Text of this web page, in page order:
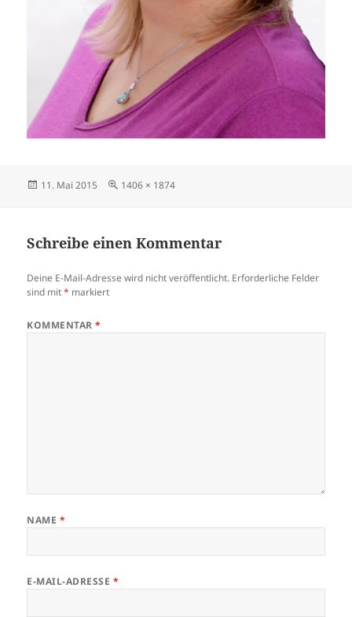
Veröffentlicht
11. Mai 2015
Volle
1406 × 1874
Schreibe einen Kommentar
Deine E-Mail-Adresse wird nicht veröffentlicht. Erforderliche Felder
sind mit* markiert
KOMMENTAR*
NAME *
E-MAIL-ADRESSE *